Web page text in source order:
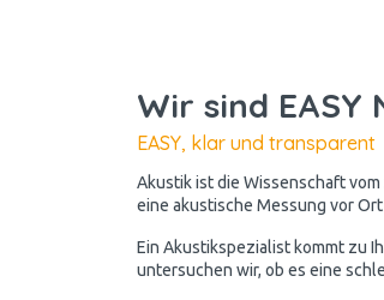
Wir sind EASY
EASY, klar und transparent
Akustik ist die Wissenschaft
eine akustische Messung vor
Ein Akustikspezialist kommt zu
untersuchen wir, ob es eine